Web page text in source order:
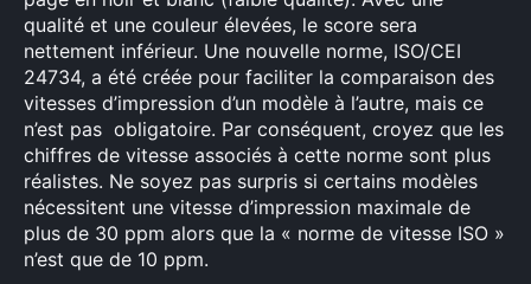
qualité et une couleur élevées, le score sera
nettement inférieur. Une nouvelle norme, ISO/CEI
24734, a été créée pour faciliter la comparaison des
vitesses d’impression d’un modèle à l’autre, mais ce
n’est pas obligatoire. Par conséquent, croyez que les
chiffres de vitesse associés à cette norme sont plus
réalistes. Ne soyez pas surpris si certains modèles
nécessitent une vitesse d’impression maximale de
plus de 30 ppm alors que la « norme de vitesse ISO »
n’est que de 10 ppm.